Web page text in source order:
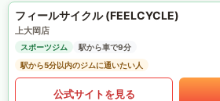
フィールサイクル (FEELCYCLE)
上大岡店
スポーツジム
駅から車で9分
駅から5分以内のジムに通いたい人
公式サイトを見る